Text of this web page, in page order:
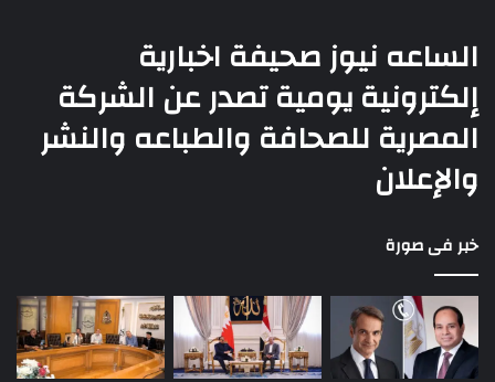
الساعه نيوز صحيفة اخبارية
إلكترونية يومية تصدر عن الشركة
المصرية للصحافة والطباعه والنشر
والإعلان
خبر فى صورة